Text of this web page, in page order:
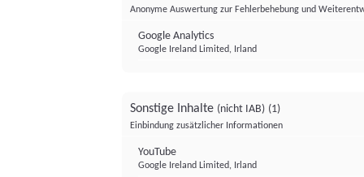
Anonyme Auswertung zur Fehlerbehebung und
Google Analytics
Google Ireland Limited, Irland
Sonstige Inhalte (nicht IAB) (1)
Einbindung zusätzlicher Informationen
YouTube
Google Ireland Limited, Irland